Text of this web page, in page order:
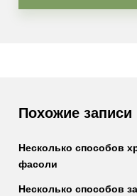
Похожие записи
Несколько способов
фасоли
Несколько способов